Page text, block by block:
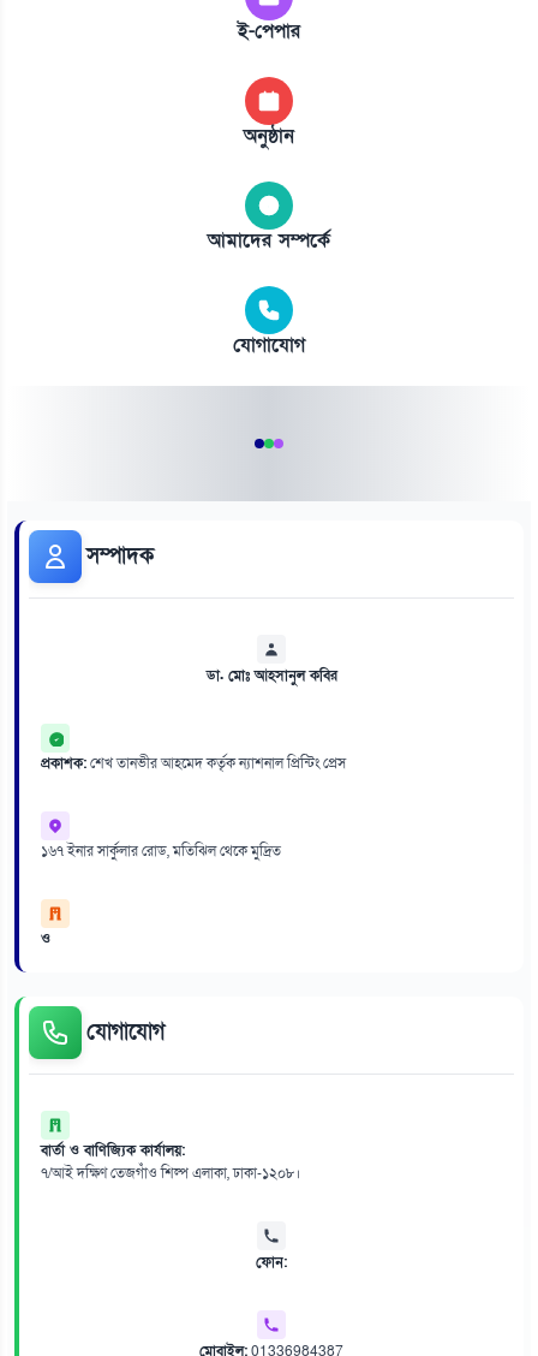
ই-পেপার
অনুষ্ঠান
আমাদের সম্পর্কে
যোগাযোগ
সম্পাদক
ডা. মোঃ আহসানুল কবির
প্রকাশক:শেখ তানভীর আহমেদ কর্তৃক ন্যাশনাল প্রিন্টিং প্রেস
১৬৭ ইনার সার্কুলার রোড, মতিঝিল থেকে মুদ্রিত
ও
যোগাযোগ
বার্তা ও বাণিজ্যিক কার্যালয়:
৭/আই দক্ষিণ তেজগাঁও শিল্প এলাকা, ঢাকা-১২০৮।
ফোন:
মোবাইল:01336984387